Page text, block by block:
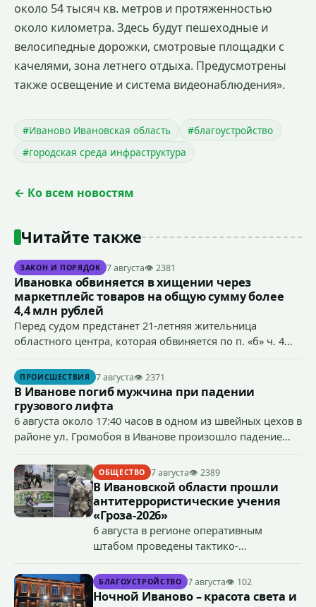
около 54 тысяч кв. метров и протяженностью
около километра. Здесь будут пешеходные и
велосипедные дорожки, смотровые площадки с
качелями, зона летнего отдыха. Предусмотрены
также освещение и система видеонаблюдения».
#Иваново Ивановская область
#благоустройство
#городская среда инфраструктура
← Ко всем новостям
Читайте также
ЗАКОН И ПОРЯДОК 7 августа👁 2381
Ивановка обвиняется в хищении через
маркетплейс товаров на общую сумму более
4,4 млн рублей
Перед судом предстанет 21-летняя жительница
областного центра, которая обвиняется по п. «б» ч. 4
сумму более 4,4 млн рублей через маркетплейс.
ПРОИСШЕСТВИЯ 7 августа👁 2371
В Иванове погиб мужчина при падении
грузового лифта
6 августа около 17:40 часов в одном из швейных цехов в
районе ул. Громобоя в Иванове произошло падение
ОБЩЕСТВО 7 августа👁 2389
В Ивановской области прошли
антитеррористические учения
«Гроза-2026»
6 августа в регионе оперативным
штабом проведены тактико-
террористического акта на объекте
органов государственной власти.
БЛАГОУСТРОЙСТВО 7 августа👁 102
Ночной Иваново – красота света и